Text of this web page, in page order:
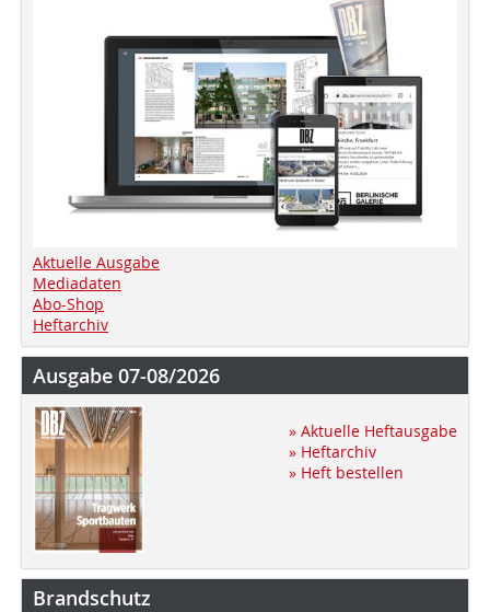
Aktuelle Ausgabe
Mediadaten
Abo-Shop
Heftarchiv
Ausgabe 07-08/2026
» Aktuelle Heftausgabe
» Heftarchiv
» Heft bestellen
Brandschutz